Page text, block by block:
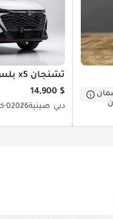
تشنجان x5 بلس
$ 14,900
دبي صينية20260 كيلومتر